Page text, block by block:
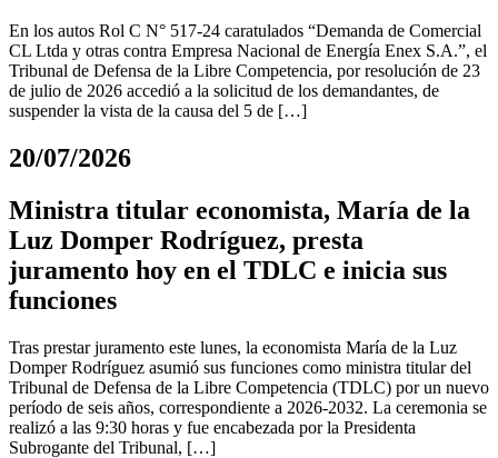
En los autos Rol C N° 517-24 caratulados “Demanda de Comercial
CL Ltda y otras contra Empresa Nacional de Energía Enex S.A.”, el
Tribunal de Defensa de la Libre Competencia, por resolución de 23
de julio de 2026 accedió a la solicitud de los demandantes, de
suspender la vista de la causa del 5 de […]
20/07/2026
Ministra titular economista, María de la
Luz Domper Rodríguez, presta
juramento hoy en el TDLC e inicia sus
funciones
Tras prestar juramento este lunes, la economista María de la Luz
Domper Rodríguez asumió sus funciones como ministra titular del
Tribunal de Defensa de la Libre Competencia (TDLC) por un nuevo
período de seis años, correspondiente a 2026-2032. La ceremonia se
realizó a las 9:30 horas y fue encabezada por la Presidenta
Subrogante del Tribunal, […]